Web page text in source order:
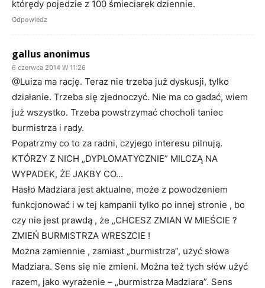
którędy pojedzie z 100 śmieciarek dziennie.
Odpowiedz
gallus anonimus
6 czerwca 2014 W 11:26
@Luiza ma rację. Teraz nie trzeba już dyskusji, tylko
działanie. Trzeba się zjednoczyć. Nie ma co gadać, wiem
już wszystko. Trzeba powstrzymać chocholi taniec
burmistrza i rady.
Popatrzmy co to za radni, czyjego interesu pilnują.
KTÓRZY Z NICH „DYPLOMATYCZNIE” MILCZĄ NA
WYPADEK, ŻE JAKBY CO…
Hasło Madziara jest aktualne, może z powodzeniem
funkcjonować i w tej kampanii tylko po innej stronie , bo
czy nie jest prawdą , że „CHCESZ ZMIAN W MIEŚCIE ?
ZMIEŃ BURMISTRZA WRESZCIE !
Można zamiennie , zamiast „burmistrza”, użyć słowa
Madziara. Sens się nie zmieni. Można też tych słów użyć
razem, jako wyrażenie – „burmistrza Madziara”. Sens